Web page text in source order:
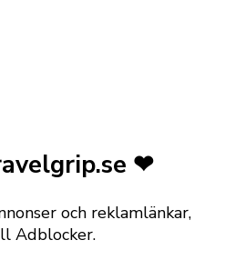
❤
och reklamlänkar,
Adblocker.